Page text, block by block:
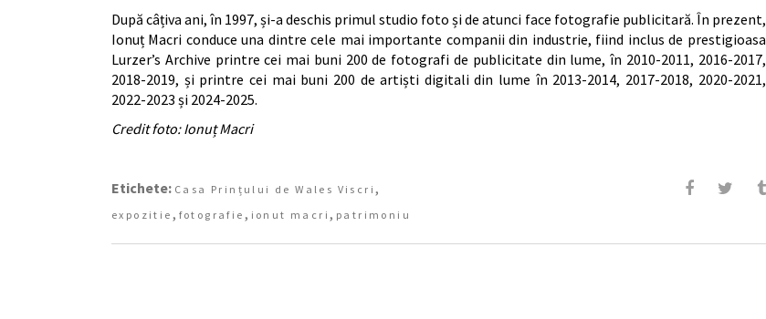
După câțiva ani, în 1997, și-a deschis primul studio foto și de atunci face fotografie publicitară. În prezent,
Ionuț Macri conduce una dintre cele mai importante companii din industrie, fiind inclus de prestigioasa
Lurzer’s Archive printre cei mai buni 200 de fotografi de publicitate din lume, în 2010-2011, 2016-2017,
2018-2019, și printre cei mai buni 200 de artiști digitali din lume în 2013-2014, 2017-2018, 2020-2021,
2022-2023 și 2024-2025.
Credit foto: Ionuț Macri
Etichete: Casa Prințului de Wales Viscri ,
expozitie , fotografie , ionut macri , patrimoniu